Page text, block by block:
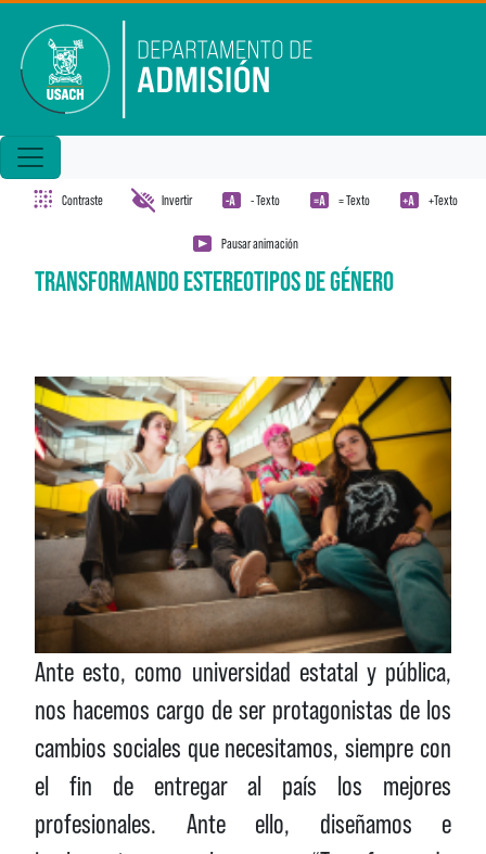
Contraste Invertir - Texto = Texto +Texto
Pausar animación
TRANSFORMANDO ESTEREOTIPOS DE GÉNERO
Ante esto, como universidad estatal y pública,
nos hacemos cargo de ser protagonistas de los
cambios sociales que necesitamos, siempre con
el fin de entregar al país los mejores
profesionales. Ante ello, diseñamos e